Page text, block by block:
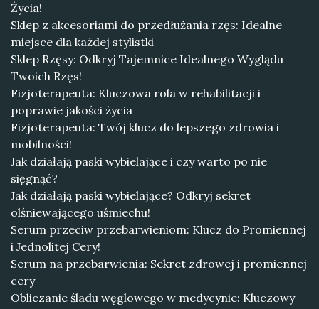
Życia!
Sklep z akcesoriami do przedłużania rzęs: Idealne
miejsce dla każdej stylistki
Sklep Rzęsy: Odkryj Tajemnice Idealnego Wyglądu
Twoich Rzęs!
Fizjoterapeuta: Kluczowa rola w rehabilitacji i
poprawie jakości życia
Fizjoterapeuta: Twój klucz do lepszego zdrowia i
mobilności!
Jak działają paski wybielające i czy warto po nie
sięgnąć?
Jak działają paski wybielające? Odkryj sekret
olśniewającego uśmiechu!
Serum przeciw przebarwieniom: Klucz do Promiennej
i Jednolitej Cery!
Serum na przebarwienia: Sekret zdrowej i promiennej
cery
Obliczanie śladu węglowego w medycynie: Kluczowy